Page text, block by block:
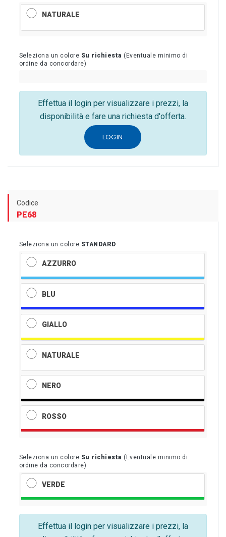
NATURALE
Seleziona un colore Su richiesta (Eventuale minimo di
ordine da concordare)
Effettua il login per visualizzare i prezzi, la
disponibilità e fare una richiesta d'offerta.
LOGIN
Codice
PE68
Seleziona un colore STANDARD
AZZURRO
BLU
GIALLO
NATURALE
NERO
ROSSO
Seleziona un colore Su richiesta (Eventuale minimo di
ordine da concordare)
VERDE
Effettua il login per visualizzare i prezzi, la